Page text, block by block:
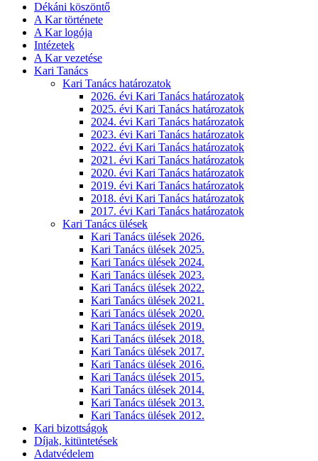
Dékáni köszöntő
A Kar története
A Kar logója
Intézetek
A Kar vezetése
Kari Tanács
Kari Tanács határozatok
2026. évi Kari Tanács határozatok
2025. évi Kari Tanács határozatok
2024. évi Kari Tanács határozatok
2023. évi Kari Tanács határozatok
2022. évi Kari Tanács határozatok
2021. évi Kari Tanács határozatok
2020. évi Kari Tanács határozatok
2019. évi Kari Tanács határozatok
2018. évi Kari Tanács határozatok
2017. évi Kari Tanács határozatok
Kari Tanács ülések
Kari Tanács ülések 2026.
Kari Tanács ülések 2025.
Kari Tanács ülések 2024.
Kari Tanács ülések 2023.
Kari Tanács ülések 2022.
Kari Tanács ülések 2021.
Kari Tanács ülések 2020.
Kari Tanács ülések 2019.
Kari Tanács ülések 2018.
Kari Tanács ülések 2017.
Kari Tanács ülések 2016.
Kari Tanács ülések 2015.
Kari Tanács ülések 2014.
Kari Tanács ülések 2013.
Kari Tanács ülések 2012.
Kari bizottságok
Díjak, kitüntetések
Adatvédelem